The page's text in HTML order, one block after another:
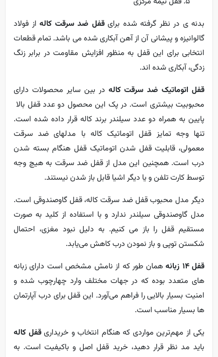
بدنه ی در نظر گرفته شده برایقفل ضد سرقت کاله از فولاد
گالوانیزه و پیشانی آن از آهن آبکاری شده می باشد. تمام قطعات
انتخابی برای این قفل به منظور افزایش مقاومت در برابر زنگ
زدگی، آبکاری شده اند.
قفل اتوماتیک ضد سرقت کاله در بین سایر محصولات دارای
محبوبیت بیشتری است. در پک این محصول دو عدد قفل بالا
پایین به همراه دو عدد سیلندر برند کاله قرار داده شده است.
تنها وجه تمایز قفل اتوماتیک کاله با مدلهای ضد سرقت
معمولی، قابلیت قفل شدن اتوماتیک قفل هنگام بسته شدن
درب است. همچنین این مدل از قفل ضد سرقت به هیچ وجه
توسط کارت تلفن و یا دیگر اشیا قابل باز شدن نیستند.
دیگر مدل محبوب قفل ضد سرقت کاله، قفل گاوصندوقی است.
مدل گاوصندوقی سیلندر ندارد و با استفاده از کلید به صورت
مستقیم قفل را باز می کنیم. به دلیل نبود مغزی، احتمال
شکستن توپی و باز نمودن درب کاهش می‌یابد.
قفل 14 زبانه
همان طور که از نامش مشخص است دارای زبانه
های متعدد بوده که در جهات مختلف وارد چهارچوب شده و
امنیت بسیار بالایی را فراهم می‌آورد. این قفل برای درب آپارتمان
ها بسیار مناسب است.
یکی از مهم‌ترین مواردی که هنگام انتخاب و خریداریقفل کاله
باید مد نظر قرار دهید، خرید قفل اصل و باکیفیت است. به